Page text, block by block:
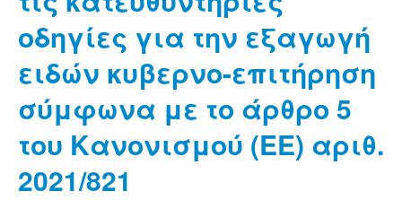
οδηγίες για την εξαγωγή
ειδών κυβερνο-επιτήρηση
σύμφωνα με το άρθρο 5
του Κανονισμού (ΕΕ) αριθ.
2021/821